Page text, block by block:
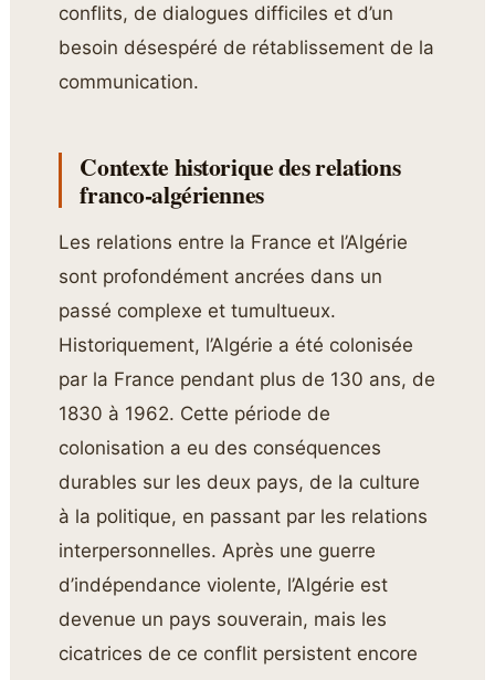
conflits, de dialogues difficiles et d’un
besoin désespéré de rétablissement de la
communication.
Contexte historique des relations
franco-algériennes
Les relations entre la France et l’Algérie
sont profondément ancrées dans un
passé complexe et tumultueux.
Historiquement, l’Algérie a été colonisée
par la France pendant plus de 130 ans, de
1830 à 1962. Cette période de
colonisation a eu des conséquences
durables sur les deux pays, de la culture
à la politique, en passant par les relations
interpersonnelles. Après une guerre
d’indépendance violente, l’Algérie est
devenue un pays souverain, mais les
cicatrices de ce conflit persistent encore